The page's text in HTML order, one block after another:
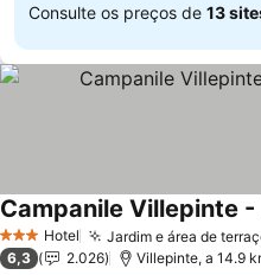
Consulte os preços de 13
3 EstrelasHotel Jardim e área de
Campanile Villepinte
6,3 2.026 Villepinte, a 14.9